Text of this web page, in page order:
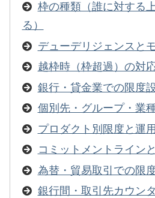
枠の種類（誰に対する
る）
デューデリジェンスと
越枠時（枠超過）の対
銀行・貸金業での限度
個別先・グループ・業
プロダクト別限度と運
コミットメントライン
為替・貿易取引での限
銀行間・取引先カウン